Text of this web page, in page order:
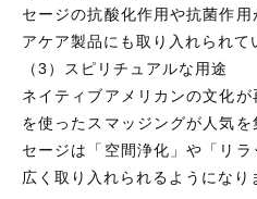
セージの抗酸化作用や抗菌作
アケア製品にも取り入れられて
（3）スピリチュアルな用途
ネイティブアメリカンの文化
を使ったスマッジングが人気を
セージは「空間浄化」や「リ
広く取り入れられるようになり